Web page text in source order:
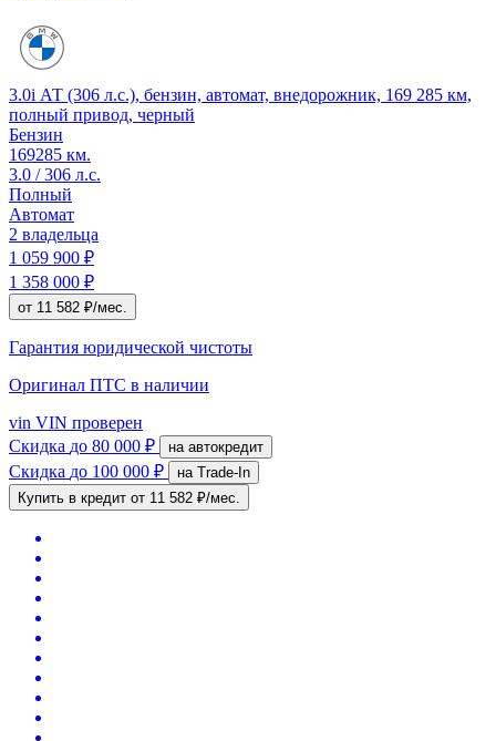
3.0i АТ (306 л.с.), бензин, автомат, внедорожник, 169 285 км,
полный привод, черный
Бензин
169285 км.
3.0 / 306 л.с.
Полный
Автомат
2 владельца
1 059 900 ₽
1 358 000 ₽
от 11 582 ₽/мес.
Гарантия юридической чистоты
Оригинал ПТС в наличии
vin VIN проверен
Скидка до 80 000 ₽ на автокредит
Скидка до 100 000 ₽
на Trade-In
Купить в кредит от 11 582 ₽/мес.